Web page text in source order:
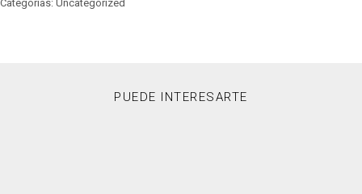
Categorías: Uncategorized
PUEDE INTERESARTE